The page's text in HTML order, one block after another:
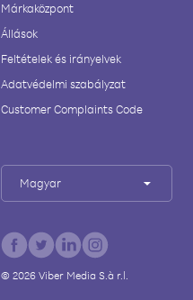
Márkaközpont
Állások
Feltételek és irányelvek
Adatvédelmi szabályzat
Customer Complaints Code
Magyar
© 2026Viber Media S.à r.l.